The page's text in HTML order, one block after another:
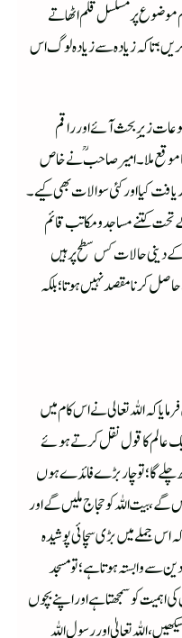
موضوع پر مسلسل قلم اٹھاتے
تاکہ زیادہ سے زیادہ لوگ اس
زیرِ بحث آئے اور راقم
موقع ملا۔ امیر صاحبؒ نے خاص
کیا اور کئی سوالات بھی کیے۔
کتنے مساجد و مکاتب قائم
دینی حالات کس سطح پر ہیں
کرنا مقصد نہیں ہوتا؛ بلکہ
کہ اللہ تعالی نے اس کام میں
عالم کا قول نقل کرتے ہوئے
چلے گا؛ تو چار بڑے فائدے ہوں
گے، بیت اللہ کو حجاج ملیں گے اور
جملے میں بڑی سچائی پوشیدہ
سے وابستہ ہوتا ہے؛ تو مسجد
کو سمجھتا ہے اور اپنے بچوں
اللہ تعالیٰ اور رسول اللہ